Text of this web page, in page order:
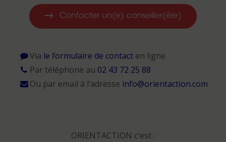
Contacter un(e) conseiller(ère)
Via le formulaire de contacten ligne
Par téléphone au 02 43 72 25 88
Ou par email à l’adresse info@orientaction.com
ORIENTACTION c'est :